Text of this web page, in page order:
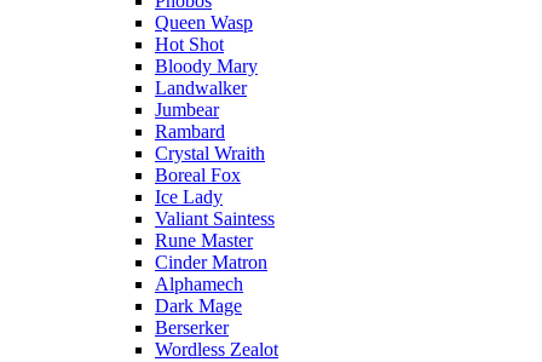
Queen Wasp
Hot Shot
Bloody Mary
Landwalker
Jumbear
Rambard
Crystal Wraith
Boreal Fox
Ice Lady
Valiant Saintess
Rune Master
Cinder Matron
Alphamech
Dark Mage
Berserker
Wordless Zealot